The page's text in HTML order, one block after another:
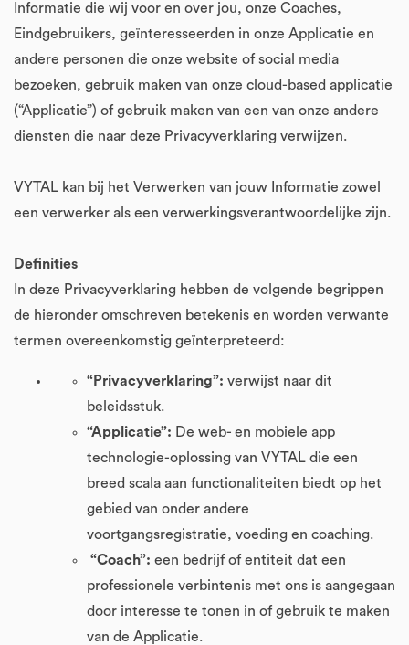
Informatie die wij voor en over jou, onze Coaches,
Eindgebruikers, geïnteresseerden in onze Applicatie en
andere personen die onze website of social media
bezoeken, gebruik maken van onze cloud-based applicatie
(“Applicatie”) of gebruik maken van een van onze andere
diensten die naar deze Privacyverklaring verwijzen.
VYTAL kan bij het Verwerken van jouw Informatie zowel
een verwerker als een verwerkingsverantwoordelijke zijn.
Definities
In deze Privacyverklaring hebben de volgende begrippen
de hieronder omschreven betekenis en worden verwante
termen overeenkomstig geïnterpreteerd:
“Privacyverklaring”: verwijst naar dit
beleidsstuk.
“Applicatie”: De web- en mobiele app
technologie-oplossing van VYTAL die een
breed scala aan functionaliteiten biedt op het
gebied van onder andere
voortgangsregistratie, voeding en coaching.
“Coach”: een bedrijf of entiteit dat een
professionele verbintenis met ons is aangegaan
door interesse te tonen in of gebruik te maken
van de Applicatie.